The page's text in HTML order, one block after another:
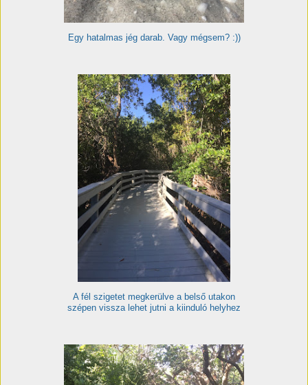
Egy hatalmas jég darab. Vagy mégsem? :))
A fél szigetet megkerülve a belső utakon
szépen vissza lehet jutni a kiinduló helyhez